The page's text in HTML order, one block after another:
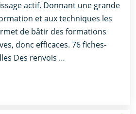
actif. Donnant une grande
et aux techniques les
de bâtir des formations
donc efficaces. 76 fiches-
Des renvois …